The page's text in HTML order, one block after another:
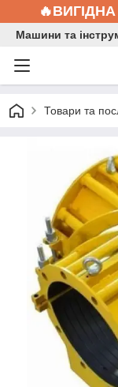
Машини та
Товари та